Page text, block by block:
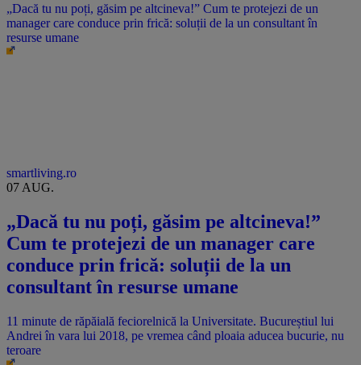
„Dacă tu nu poți, găsim pe altcineva!” Cum te protejezi de un
manager care conduce prin frică: soluții de la un consultant în
resurse umane
smartliving.ro
07 AUG.
„Dacă tu nu poți, găsim pe altcineva!”
Cum te protejezi de un manager care
conduce prin frică: soluții de la un
consultant în resurse umane
11 minute de răpăială feciorelnică la Universitate. Bucureștiul lui
Andrei în vara lui 2018, pe vremea când ploaia aducea bucurie, nu
teroare